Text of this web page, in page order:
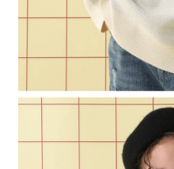
「AFTEE先享後付」，若未經同意
４．使用「AFTEE先享後付」時，
時審查核予不同之上限額度；若仍
請求用戶進行身份認證。
５．嚴禁一人註冊多個帳號或使用
恩沛科技股份有限公司將有權停止